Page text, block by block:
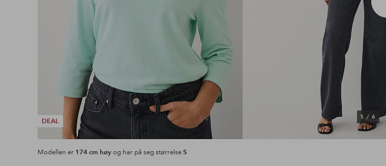
DEAL
1/ 6
Modellen er 174 cm høyog har på seg størrelseS